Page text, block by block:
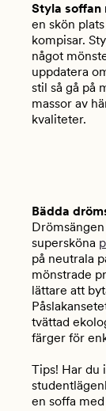
Styla soffan
en skön
kompisar.
något
uppdatera
stil så gå på
massor av
kvaliteter.
Bädda
supersköna
på neutrala
mönstrade
lättare att
tvättad
färger för
Tips! Har du
en soffa